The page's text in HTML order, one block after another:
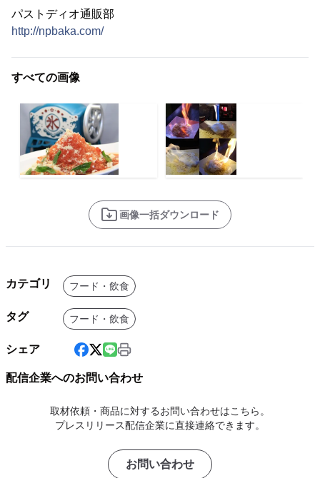
パストディオ通販部
http://npbaka.com/
すべての画像
画像一括ダウンロード
カテゴリ フード・飲食
タグ フード・飲食
シェア
配信企業へのお問い合わせ
取材依頼・商品に対するお問い合わせはこちら。
プレスリリース配信企業に直接連絡できます。
お問い合わせ